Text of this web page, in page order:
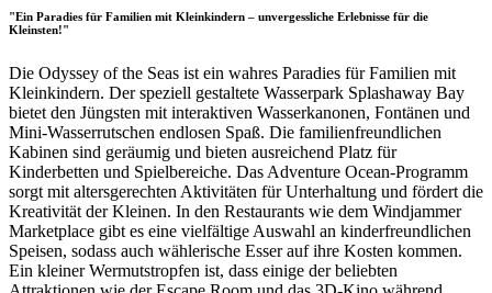
"Ein Paradies für Familien mit Kleinkindern – unvergessliche Erlebnisse für die
Kleinsten!"
Die Odyssey of the Seas ist ein wahres Paradies für Familien mit
Kleinkindern. Der speziell gestaltete Wasserpark Splashaway Bay
bietet den Jüngsten mit interaktiven Wasserkanonen, Fontänen und
Mini-Wasserrutschen endlosen Spaß. Die familienfreundlichen
Kabinen sind geräumig und bieten ausreichend Platz für
Kinderbetten und Spielbereiche. Das Adventure Ocean-Programm
sorgt mit altersgerechten Aktivitäten für Unterhaltung und fördert die
Kreativität der Kleinen. In den Restaurants wie dem Windjammer
Marketplace gibt es eine vielfältige Auswahl an kinderfreundlichen
Speisen, sodass auch wählerische Esser auf ihre Kosten kommen.
Ein kleiner Wermutstropfen ist, dass einige der beliebten